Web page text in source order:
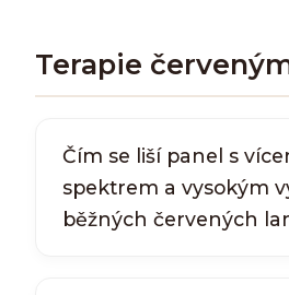
Terapie
Čím se liší panel s
spektrem a vysokým
běžných červených